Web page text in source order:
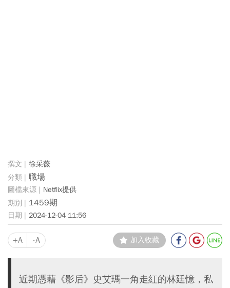
徐采薇
職場
Netflix提供
1459期
2024-12-04 11:56
+A -A 加入收藏
近期憑藉《影后》史艾瑪一角走紅的林廷憶，私